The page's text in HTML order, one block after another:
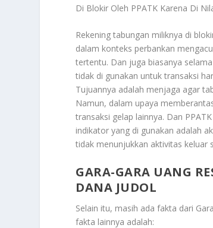
Di Blokir Oleh PPATK Karena Di
Rekening tabungan miliknya di
dalam konteks perbankan
tertentu. Dan juga biasanya
tidak di gunakan untuk transaksi
Tujuannya adalah menjaga agar
Namun, dalam upaya
transaksi gelap lainnya. Dan
indikator yang di gunakan adalah
tidak menunjukkan aktivitas keluar
GARA-GARA UANG
DANA JUDOL
Selain itu, masih ada fakta dari
fakta lainnya adalah: